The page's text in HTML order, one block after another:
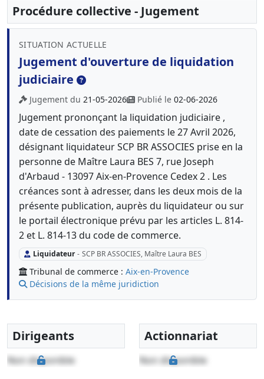
Procédure collective - Jugement
SITUATION ACTUELLE
Jugement d'ouverture de liquidation
judiciaire
Jugement du 21-05-2026 Publié le 02-06-2026
Jugement prononçant la liquidation judiciaire ,
date de cessation des paiements le 27 Avril 2026,
désignant liquidateur SCP BR ASSOCIES prise en la
personne de Maître Laura BES 7, rue Joseph
d'Arbaud - 13097 Aix-en-Provence Cedex 2 . Les
créances sont à adresser, dans les deux mois de la
présente publication, auprès du liquidateur ou sur
le portail électronique prévu par les articles L. 814-
2 et L. 814-13 du code de commerce.
Liquidateur - SCP BR ASSOCIES, Maître Laura BES
Tribunal de commerce : Aix-en-Provence
Décisions de la même juridiction
Dirigeants
Non disponible
Actionnariat
Non disponible